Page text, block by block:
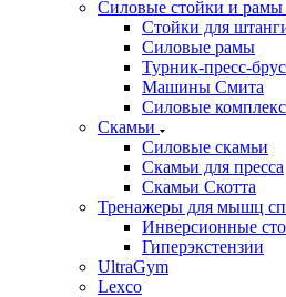
Силовые стойки и рамы
Стойки для
Силовые рамы
Турник-пресс-
Машины Смита
Силовые
Скамьи
Силовые скамьи
Скамьи для пресса
Скамьи Скотта
Тренажеры для мышц
Инверсионные
Гиперэкстензии
UltraGym
Lexco